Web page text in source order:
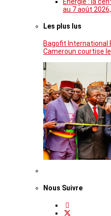
au 7 août
Les plus lus
Bagofit International
Cameroun courtise
Nous Suivre